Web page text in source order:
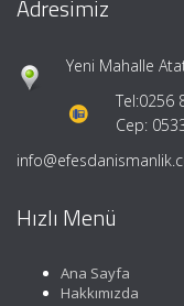
Adresimiz
Yeni Mahalle
Tel:0256
Cep:
Hızlı Menü
Ana Sayfa
Hakkımızda